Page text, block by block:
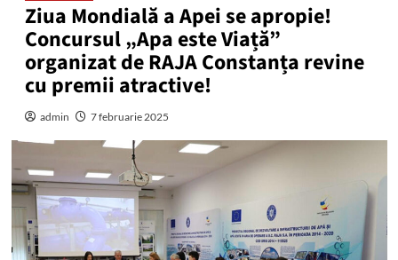
Ziua Mondială a Apei se apropie!
Concursul „Apa este Viață”
organizat de RAJA Constanța revine
cu premii atractive!
admin 7 februarie 2025